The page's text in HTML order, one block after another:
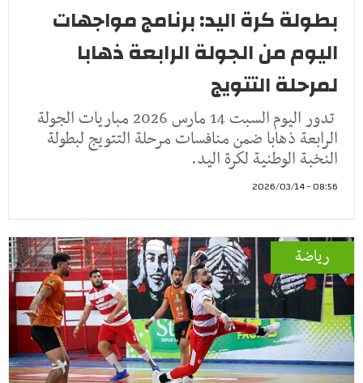
بطولة كرة اليد: برنامج مواجهات
اليوم من الجولة الرابعة ذهابا
لمرحلة التتويج
تدور اليوم السبت 14 مارس 2026 مباريات الجولة
الرابعة ذهابا ضمن منافسات مرحلة التتويج لبطولة
النخبة الوطنية لكرة اليد.
08:56 - 2026/03/14
رياضة